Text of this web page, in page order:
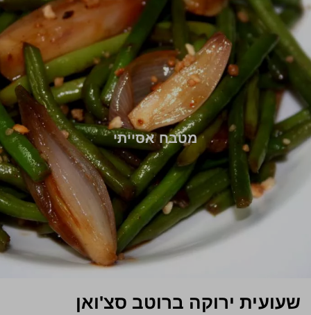
מטבח אסייתי
שעועית ירוקה ברוטב סצ'ואן